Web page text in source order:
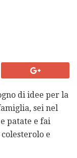
di idee per la
sei nel
patate e fai
e